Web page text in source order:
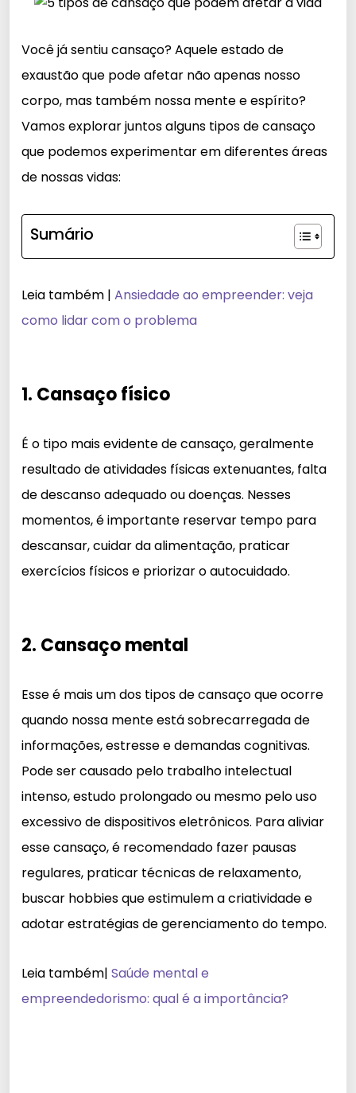
Você já sentiu cansaço? Aquele estado de
exaustão que pode afetar não apenas nosso
corpo, mas também nossa mente e espírito?
Vamos explorar juntos alguns tipos de cansaço
que podemos experimentar em diferentes áreas
de nossas vidas:
Sumário
Leia também | Ansiedade ao empreender: veja
como lidar com o problema
1. Cansaço físico
É o tipo mais evidente de cansaço, geralmente
resultado de atividades físicas extenuantes, falta
de descanso adequado ou doenças. Nesses
momentos, é importante reservar tempo para
descansar, cuidar da alimentação, praticar
exercícios físicos e priorizar o autocuidado.
2. Cansaço mental
Esse é mais um dos tipos de cansaço que ocorre
quando nossa mente está sobrecarregada de
informações, estresse e demandas cognitivas.
Pode ser causado pelo trabalho intelectual
intenso, estudo prolongado ou mesmo pelo uso
excessivo de dispositivos eletrônicos. Para aliviar
esse cansaço, é recomendado fazer pausas
regulares, praticar técnicas de relaxamento,
buscar hobbies que estimulem a criatividade e
adotar estratégias de gerenciamento do tempo.
Leia também| Saúde mental e
empreendedorismo: qual é a importância?